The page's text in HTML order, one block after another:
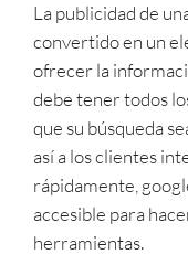
La publicidad de
convertido en un
ofrecer la
debe tener todos
que su búsqueda
así a los clientes
rápidamente,
accesible para
herramientas.